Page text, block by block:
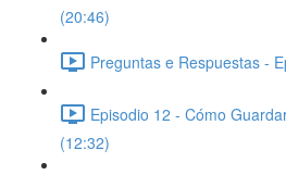
(20:46)
Preguntas e Respuestas -
Episodio 12 - Cómo
(12:32)